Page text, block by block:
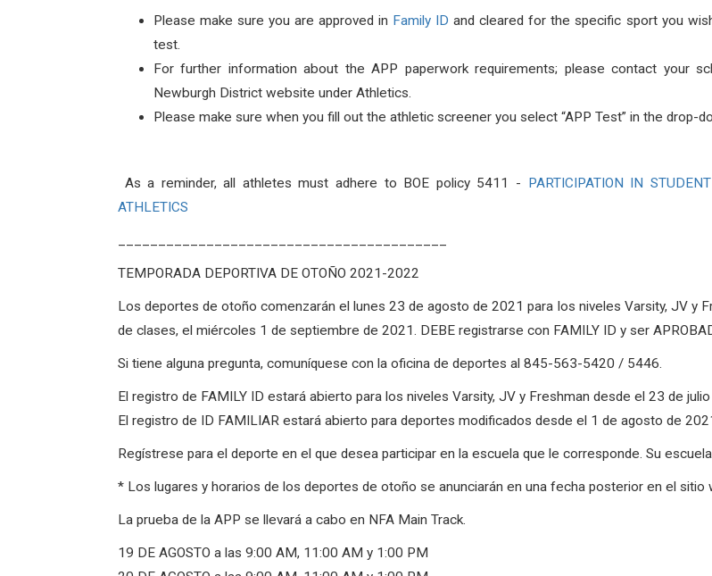
Please make sure you areapproved in Family ID andcleared for the specific sport you
test.
For further information about the APP paperwork requirements; please contact your
Newburgh District website under Athletics.
Please make sure when you fill out the athletic screener you select “APP Test” in the drop-
As a reminder, all athletes must adhere to BOE policy 5411 - PARTICIPATION IN
ATHLETICS
TEMPORADA DEPORTIVA DE OTOÑO 2021-2022
Los deportes de otoño comenzarán el lunes 23 de agosto de 2021 para los niveles Varsity, JV y
de clases, el miércoles 1 de septiembre de 2021. DEBE registrarse con FAMILY ID y ser
Si tiene alguna pregunta, comuníquese con la oficina de deportes al 845-563-5420 / 5446.
El registro de FAMILY ID estará abierto para los niveles Varsity, JV y Freshman desde el 23 de
El registro de ID FAMILIAR estará abierto para deportes modificados desde el 1 de agosto de
Regístrese para el deporte en el que desea participar en la escuela que le corresponde. Su
* Los lugares y horarios de los deportes de otoño se anunciarán en una fecha posterior en el sitio
La prueba de la APP se llevará a cabo en NFA Main Track.
19 DE AGOSTO a las 9:00 AM, 11:00 AM y 1:00 PM